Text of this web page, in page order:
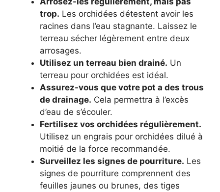
trop. Les orchidées détestent avoir les
racines dans l’eau stagnante. Laissez le
terreau sécher légèrement entre deux
arrosages.
Utilisez un terreau bien drainé. Un
terreau pour orchidées est idéal.
Assurez-vous que votre pot a des trous
de drainage. Cela permettra à l’excès
d’eau de s’écouler.
Fertilisez vos orchidées régulièrement.
Utilisez un engrais pour orchidées dilué à
moitié de la force recommandée.
Surveillez les signes de pourriture. Les
signes de pourriture comprennent des
feuilles jaunes ou brunes, des tiges